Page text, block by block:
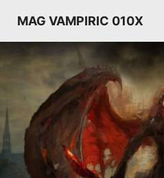
MAG VAMPIRIC 010X